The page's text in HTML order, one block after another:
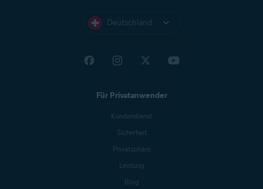
Deutschland
Für Privatanwender
Kundendienst
Sicherheit
Privatsphäre
Leistung
Blog